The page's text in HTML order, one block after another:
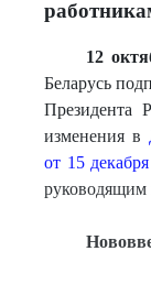
12
Беларусь
Президента
изменения в
от 15
руководящим